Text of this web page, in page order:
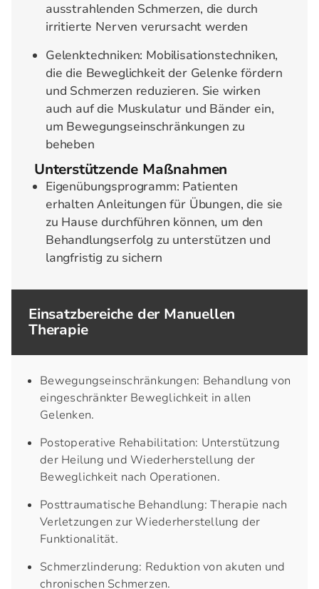
ausstrahlenden Schmerzen, die durch
irritierte Nerven verursacht werden
Gelenktechniken: Mobilisationstechniken,
die die Beweglichkeit der Gelenke fördern
und Schmerzen reduzieren. Sie wirken
auch auf die Muskulatur und Bänder ein,
um Bewegungseinschränkungen zu
beheben
Unterstützende Maßnahmen
Eigenübungsprogramm: Patienten
erhalten Anleitungen für Übungen, die sie
zu Hause durchführen können, um den
Behandlungserfolg zu unterstützen und
langfristig zu sichern
Einsatzbereiche der Manuellen
Therapie
Bewegungseinschränkungen: Behandlung von
eingeschränkter Beweglichkeit in allen
Gelenken.
Postoperative Rehabilitation: Unterstützung
der Heilung und Wiederherstellung der
Beweglichkeit nach Operationen.
Posttraumatische Behandlung: Therapie nach
Verletzungen zur Wiederherstellung der
Funktionalität.
Schmerzlinderung: Reduktion von akuten und
chronischen Schmerzen.